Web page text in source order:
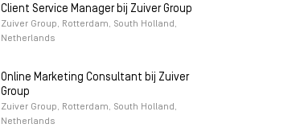
Client Service Manager bij Zuiver Group
Zuiver Group, Rotterdam, South Holland,
Netherlands
Online Marketing Consultant bij Zuiver
Group
Zuiver Group, Rotterdam, South Holland,
Netherlands